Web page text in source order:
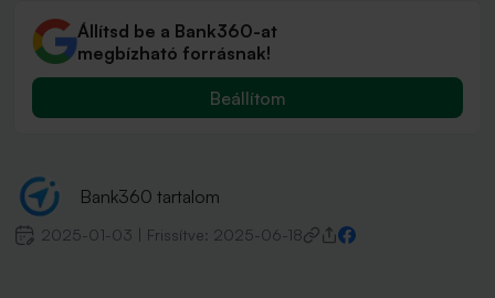
Állítsd be a Bank360-at
megbízható forrásnak!
Beállítom
Bank360 tartalom
2025-01-03 Frissítve: 2025-06-18